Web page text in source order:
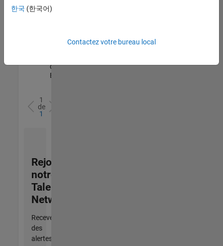
Senior Software Quality Engineer
Senior
Engineer
qualité |
Expérimenté(e)
1
de
1
Rejoignez
notre
Talent
Network
Recevez
des
alertes
한국 (한국어)
Contactez votre bureau local